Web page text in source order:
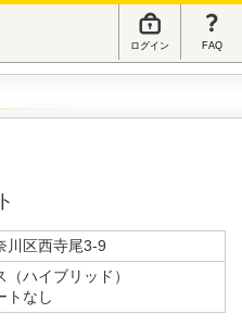
ログイン FAQ
川区西寺尾3-9
ハイブリッド）
トなし